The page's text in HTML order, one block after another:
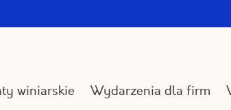
winiarskie Wydarzenia dla firm